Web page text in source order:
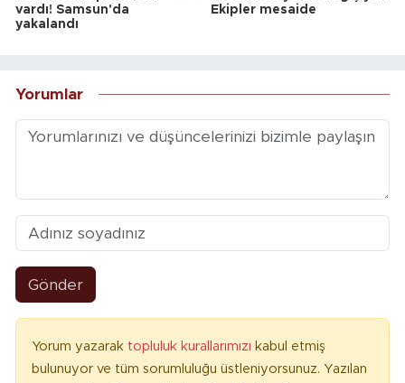
vardı! Samsun'da
yakalandı
Ekipler mesaide
Yorumlar
Gönder
Yorum yazarak topluluk kurallarımızı kabul etmiş
bulunuyor ve tüm sorumluluğu üstleniyorsunuz. Yazılan